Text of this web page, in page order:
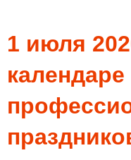
1 июля
календаре